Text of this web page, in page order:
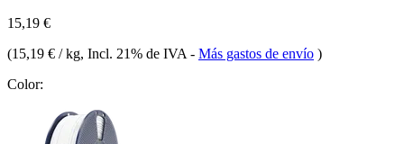
15,19 €
(15,19 € / kg, Incl. 21% de IVA - Más gastos de envío )
Color: